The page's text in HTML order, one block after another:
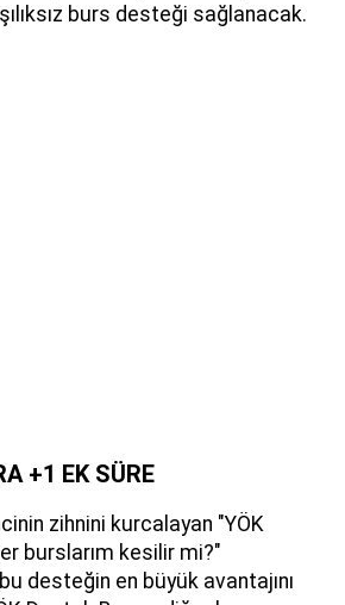
burs desteği sağlanacak.
+1 EK SÜRE
zihnini kurcalayan "YÖK
burslarım kesilir mi?"
desteğin en büyük avantajını